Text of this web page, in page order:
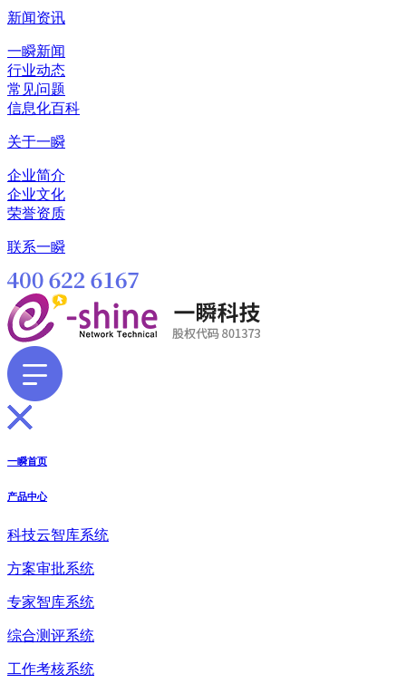
新闻资讯
一瞬新闻
行业动态
常见问题
信息化百科
关于一瞬
企业简介
企业文化
荣誉资质
联系一瞬
一瞬首页
产品中心
科技云智库系统
方案审批系统
专家智库系统
综合测评系统
工作考核系统